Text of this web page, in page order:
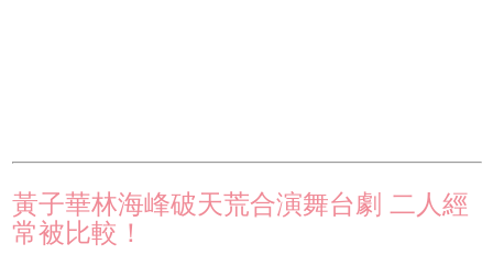
黃子華林海峰破天荒合演舞台劇 二人經
常被比較！